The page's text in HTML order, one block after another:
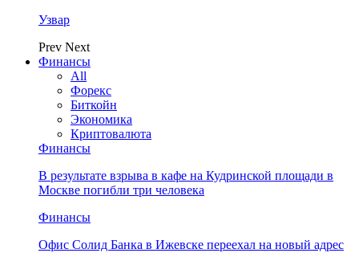
Узвар
Prev Next
Финансы
All
Форекс
Биткойн
Экономика
Криптовалюта
Финансы
В результате взрыва в кафе на Кудринской площади в
Москве погибли три человека
Финансы
Офис Солид Банка в Ижевске переехал на новый адрес